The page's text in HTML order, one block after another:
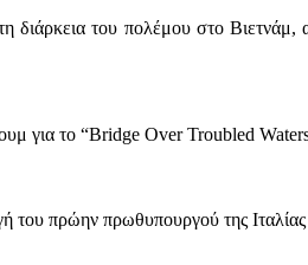
διάρκεια του πολέμου στο
για το “Bridge Over Troubled
πρώην πρωθυπουργού της